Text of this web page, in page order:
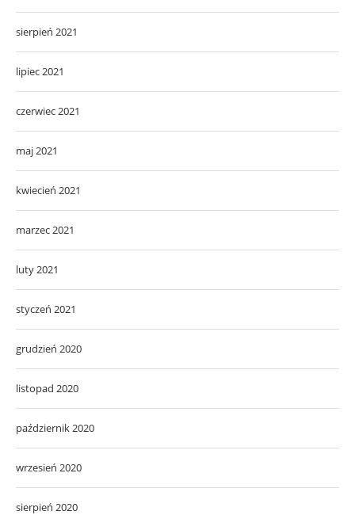
sierpień 2021
lipiec 2021
czerwiec 2021
maj 2021
kwiecień 2021
marzec 2021
luty 2021
styczeń 2021
grudzień 2020
listopad 2020
październik 2020
wrzesień 2020
sierpień 2020